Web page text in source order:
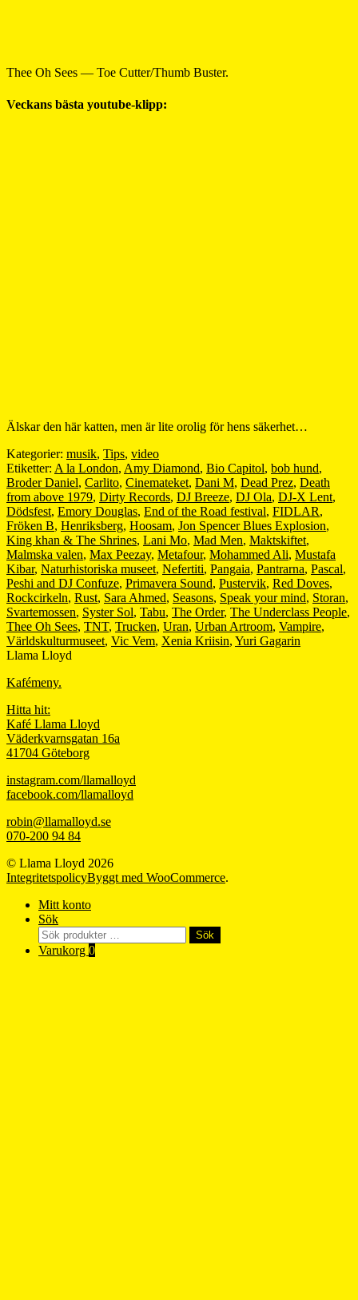
Thee Oh Sees — Toe Cutter/Thumb Buster.
Veckans bästa youtube-klipp:
Älskar den här katten, men är lite orolig för hens säkerhet…
Kategorier: musik, Tips, video
Etiketter: A la London, Amy Diamond, Bio Capitol, bob hund,
Broder Daniel, Carlito, Cinemateket, Dani M, Dead Prez, Death
from above 1979, Dirty Records, DJ Breeze, DJ Ola, DJ-X Lent,
Dödsfest, Emory Douglas, End of the Road festival, FIDLAR,
Fröken B, Henriksberg, Hoosam, Jon Spencer Blues Explosion,
King khan & The Shrines, Lani Mo, Mad Men, Maktskiftet,
Malmska valen, Max Peezay, Metafour, Mohammed Ali, Mustafa
Kibar, Naturhistoriska museet, Nefertiti, Pangaia, Pantrarna, Pascal,
Peshi and DJ Confuze, Primavera Sound, Pustervik, Red Doves,
Rockcirkeln, Rust, Sara Ahmed, Seasons, Speak your mind, Storan,
Svartemossen, Syster Sol, Tabu, The Order, The Underclass People,
Thee Oh Sees, TNT, Trucken, Uran, Urban Artroom, Vampire,
Världskulturmuseet, Vic Vem, Xenia Kriisin, Yuri Gagarin
Llama Lloyd
Kafémeny.
Hitta hit:
Kafé Llama Lloyd
Väderkvarnsgatan 16a
41704 Göteborg
instagram.com/llamalloyd
facebook.com/llamalloyd
robin@llamalloyd.se
070-200 94 84
© Llama Lloyd 2026
IntegritetspolicyByggt med WooCommerce.
Mitt konto
Sök
Sök
efter:
Sök
Varukorg 0